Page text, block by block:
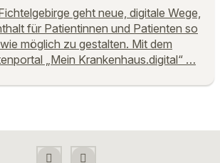
geht neue, digitale Wege,
für Patientinnen und Patienten so
möglich zu gestalten. Mit dem
„Mein Krankenhaus.digital“ …